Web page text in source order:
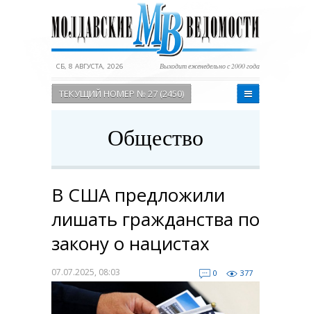
СБ, 8 АВГУСТА, 2026 Выходит еженедельно с 2000 года
ТЕКУЩИЙ НОМЕР № 27 (2450)
Общество
В США предложили
лишать гражданства по
закону о нацистах
07.07.2025, 08:03 0 377